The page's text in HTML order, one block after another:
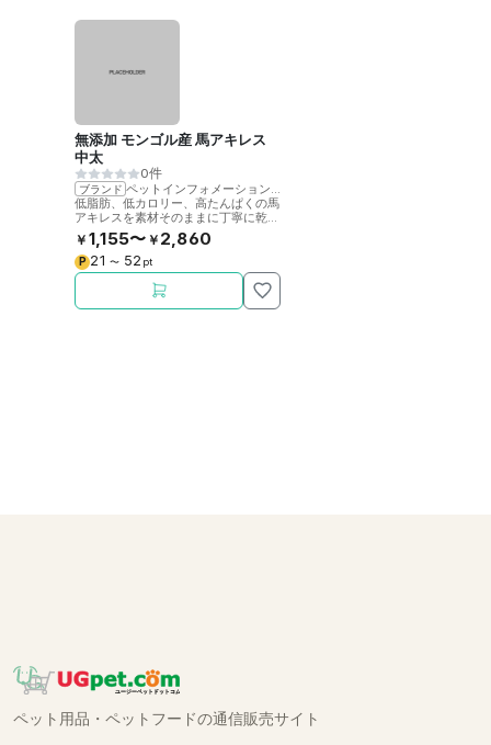
無添加 モンゴル産 馬アキレス
中太
0件
ブランド
低脂肪、低カロリー、高たんぱくの馬
アキレスを素材そのままに丁寧に乾燥
させました。噛むことで歯の健康をサ
ポート。
￥ 1,155〜 ￥ 2,860
P 21 〜 52 pt
ペット用品・ペットフードの通信販売サイト